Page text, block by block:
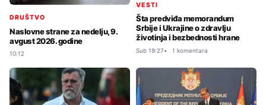
DRUŠTVO
Naslovne strane za nedelju, 9.
avgust 2026. godine
10:12
VESTI
Šta predviđa memorandum
Srbije i Ukrajine o zdravlju
životinja i bezbednosti hrane
Sub 19:27 1 komentara